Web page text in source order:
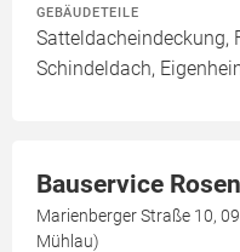
GEBÄUDETEILE
Satteldacheindeckung,
Schindeldach,
Bauservice
Marienberger Straße 10,
Mühlau)